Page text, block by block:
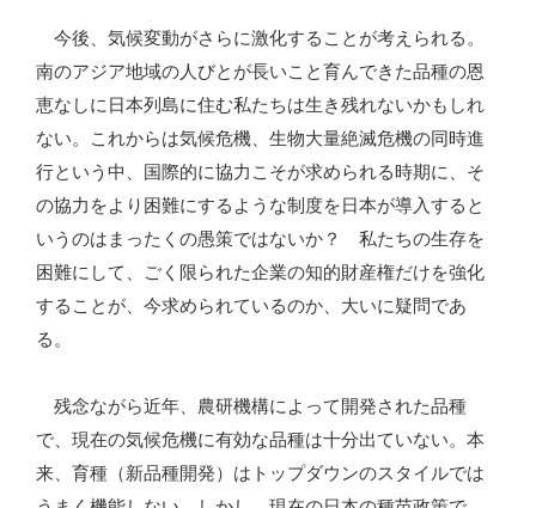
今後、気候変動がさらに激化することが考えられる。
南のアジア地域の人びとが長いこと育んできた品種の恩
恵なしに日本列島に住む私たちは生き残れないかもしれ
ない。これからは気候危機、生物大量絶滅危機の同時進
行という中、国際的に協力こそが求められる時期に、そ
の協力をより困難にするような制度を日本が導入すると
いうのはまったくの愚策ではないか？ 私たちの生存を
困難にして、ごく限られた企業の知的財産権だけを強化
することが、今求められているのか、大いに疑問であ
る。
残念ながら近年、農研機構によって開発された品種
で、現在の気候危機に有効な品種は十分出ていない。本
来、育種（新品種開発）はトップダウンのスタイルでは